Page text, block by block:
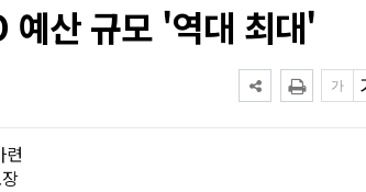
산 규모 '역대 최대'